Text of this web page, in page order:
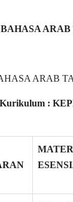
ARAB
ARAB